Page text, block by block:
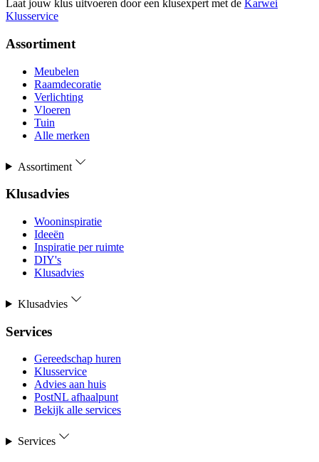
Laat jouw klus uitvoeren door een klusexpert met de Karwei
Klusservice
Assortiment
Meubelen
Raamdecoratie
Verlichting
Vloeren
Tuin
Alle merken
Assortiment
Klusadvies
Wooninspiratie
Ideeën
Inspiratie per ruimte
DIY's
Klusadvies
Klusadvies
Services
Gereedschap huren
Klusservice
Advies aan huis
PostNL afhaalpunt
Bekijk alle services
Services